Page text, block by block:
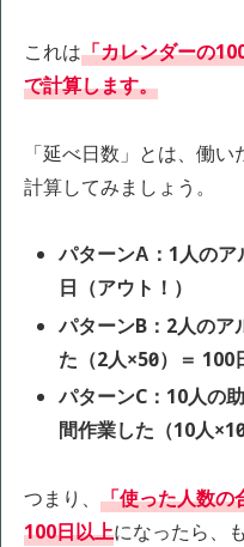
これは「カレンダーの
で計算します。
「延べ日数」とは、働
計算してみましょう。
パターンA：1人の
日（アウト！）
パターンB：2人のア
た（2人×50日）＝ 100
パターンC：10人の
間作業した（10人×10
つまり、 「使った人数の
100日以上になったら、